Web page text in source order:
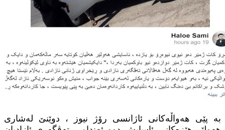
بە پێی هەواڵەکانی ئاژانسی رۆژ نیوز ، دوێنێ‌ لەشاری